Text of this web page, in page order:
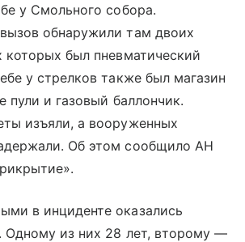
у Смольного собора.
обнаружили там двоих
которых был пневматический
у стрелков также был магазин
пули и газовый баллончик.
изъяли, а вооруженных
Об этом сообщило АН
в инциденте оказались
Одному из них 28 лет, второму —